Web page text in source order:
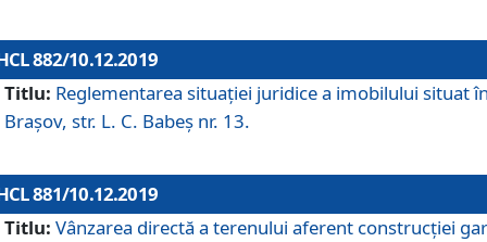
882/10.12.2019
Titlu: Reglementarea situației juridice a imobilului situat
Brașov, str. L. C. Babeș nr. 13.
881/10.12.2019
Titlu: Vânzarea directă a terenului aferent construcției